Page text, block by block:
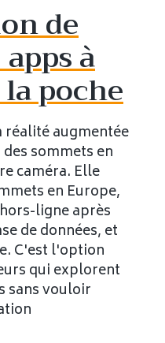
de
à
poche
réalité augmentée
sommets en
caméra. Elle
en Europe,
ligne après
de données, et
C'est l'option
qui explorent
sans vouloir